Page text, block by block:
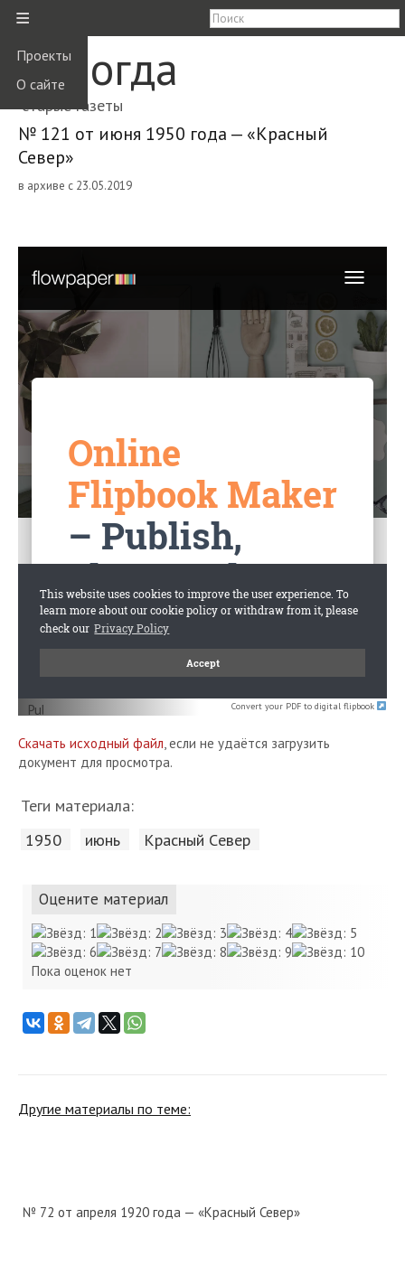
≡
Проекты
О сайте
Вологда
старые газеты
№ 121 от июня 1950 года — «Красный
Север»
в архиве с 23.05.2019
Convert your PDF to digital flipbook
Скачать исходный файл, если не удаётся загрузить
документ для просмотра.
Теги материала:
1950 июнь Красный Cевер
Оцените материал
Пока оценок нет
Другие материалы по теме:
№ 72 от апреля 1920 года — «Красный Север»